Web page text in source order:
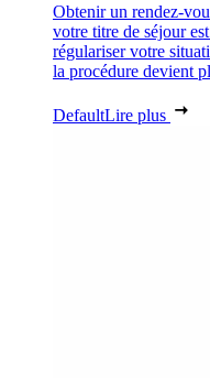
Obtenir un rendez-
votre titre de séjour
régulariser votre
la procédure devient
DefaultLire plus